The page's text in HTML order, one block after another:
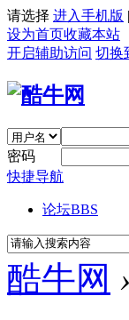
请选择 进入手机版 |
设为首页收藏本站
开启辅助访问 切换
密码
快捷导航
论坛BBS
酷牛网 ›